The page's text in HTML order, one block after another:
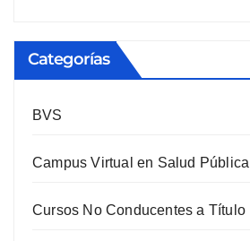
Categorías
BVS
Campus Virtual en Salud Pública
Cursos No Conducentes a Título